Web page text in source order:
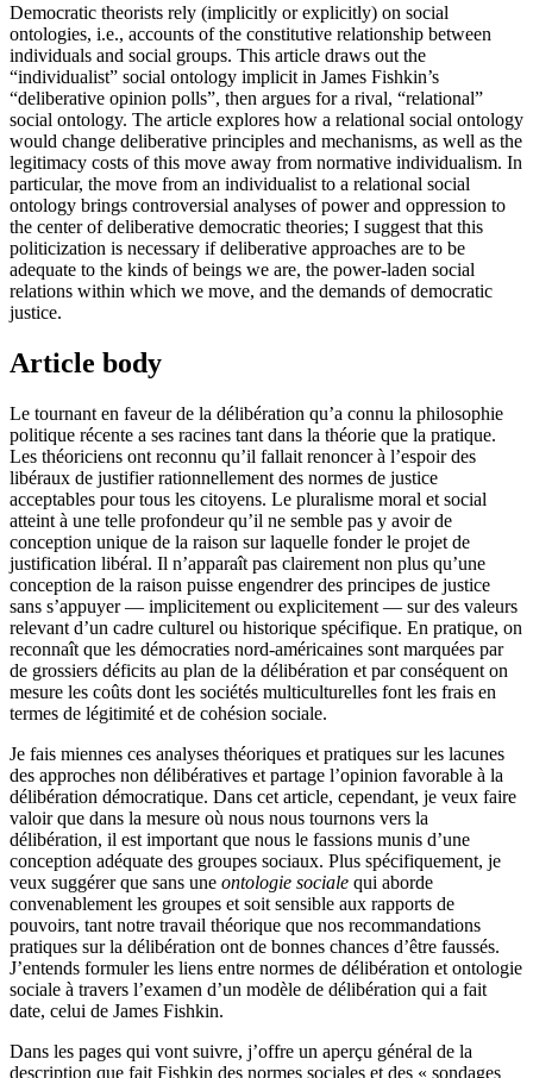
Democratic theorists rely (implicitly or explicitly) on social
ontologies, i.e., accounts of the constitutive relationship between
individuals and social groups. This article draws out the
“individualist” social ontology implicit in James Fishkin’s
“deliberative opinion polls”, then argues for a rival, “relational”
social ontology. The article explores how a relational social ontology
would change deliberative principles and mechanisms, as well as the
legitimacy costs of this move away from normative individualism. In
particular, the move from an individualist to a relational social
ontology brings controversial analyses of power and oppression to
the center of deliberative democratic theories; I suggest that this
politicization is necessary if deliberative approaches are to be
adequate to the kinds of beings we are, the power-laden social
relations within which we move, and the demands of democratic
justice.
Article body
Le tournant en faveur de la délibération qu’a connu la philosophie
politique récente a ses racines tant dans la théorie que la pratique.
Les théoriciens ont reconnu qu’il fallait renoncer à l’espoir des
libéraux de justifier rationnellement des normes de justice
acceptables pour tous les citoyens. Le pluralisme moral et social
atteint à une telle profondeur qu’il ne semble pas y avoir de
conception unique de la raison sur laquelle fonder le projet de
justification libéral. Il n’apparaît pas clairement non plus qu’une
conception de la raison puisse engendrer des principes de justice
sans s’appuyer — implicitement ou explicitement — sur des valeurs
relevant d’un cadre culturel ou historique spécifique. En pratique, on
reconnaît que les démocraties nord-américaines sont marquées par
de grossiers déficits au plan de la délibération et par conséquent on
mesure les coûts dont les sociétés multiculturelles font les frais en
termes de légitimité et de cohésion sociale.
Je fais miennes ces analyses théoriques et pratiques sur les lacunes
des approches non délibératives et partage l’opinion favorable à la
délibération démocratique. Dans cet article, cependant, je veux faire
valoir que dans la mesure où nous nous tournons vers la
délibération, il est important que nous le fassions munis d’une
conception adéquate des groupes sociaux. Plus spécifiquement, je
veux suggérer que sans une ontologie sociale qui aborde
convenablement les groupes et soit sensible aux rapports de
pouvoirs, tant notre travail théorique que nos recommandations
pratiques sur la délibération ont de bonnes chances d’être faussés.
J’entends formuler les liens entre normes de délibération et ontologie
sociale à travers l’examen d’un modèle de délibération qui a fait
date, celui de James Fishkin.
Dans les pages qui vont suivre, j’offre un aperçu général de la
description que fait Fishkin des normes sociales et des « sondages